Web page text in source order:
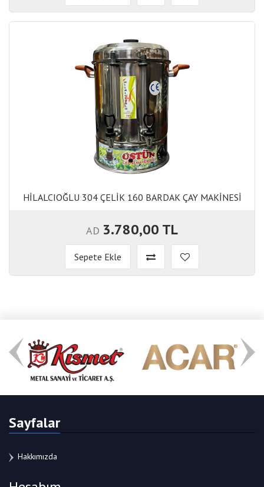
HİLALCIOĞLU 304 ÇELİK 160 BARDAK ÇAY MAKİNESİ
AD 3.780,00 TL
Sepete Ekle
Sayfalar
Hakkımızda